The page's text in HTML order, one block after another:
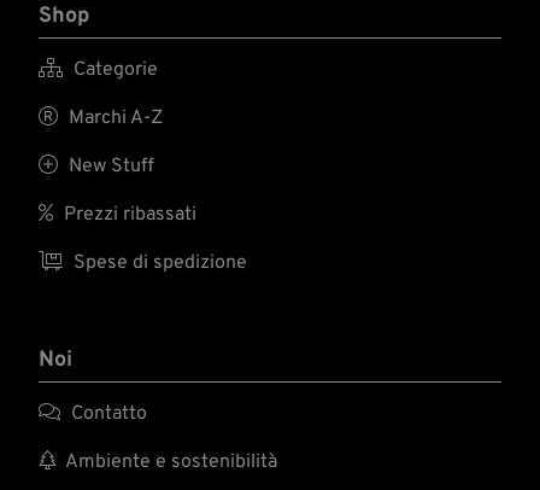
Shop
 Categorie
 Marchi A-Z
 New Stuff
 Prezzi ribassati
 Spese di spedizione
Noi
 Contatto
 Ambiente e sostenibilità